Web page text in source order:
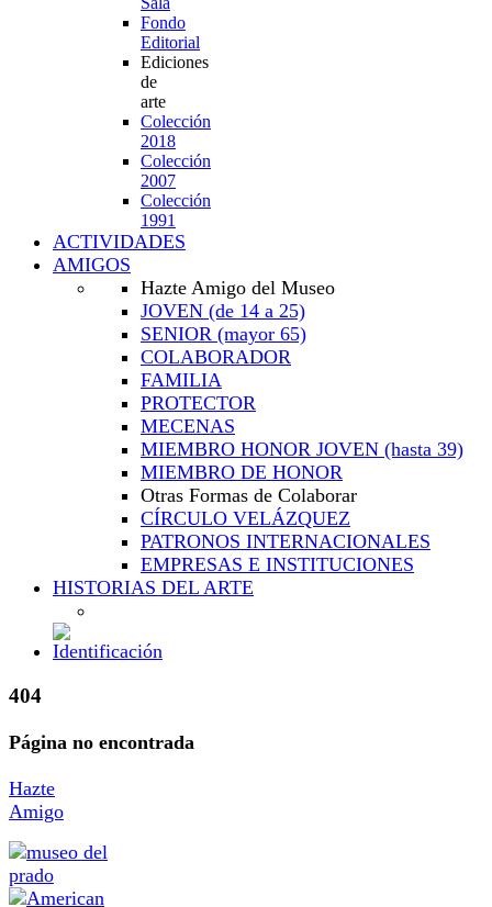
Fondo
Editorial
Ediciones
de
arte
Colección
2018
Colección
2007
Colección
1991
ACTIVIDADES
AMIGOS
Hazte Amigo del Museo
JOVEN (de 14 a 25)
SENIOR (mayor 65)
COLABORADOR
FAMILIA
PROTECTOR
MECENAS
MIEMBRO HONOR JOVEN (hasta 39)
MIEMBRO DE HONOR
Otras Formas de Colaborar
CÍRCULO VELÁZQUEZ
PATRONOS INTERNACIONALES
EMPRESAS E INSTITUCIONES
HISTORIAS DEL ARTE
404
Página no encontrada
Hazte
Amigo